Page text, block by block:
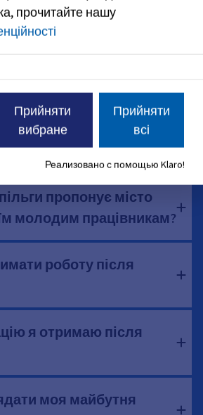
під час
за навчання?
пропонує місто
молодим працівникам?
роботу після
я отримаю після
моя майбутня
прочитайте нашу
Прийняти
вибране
Прийняти
всі
Реализовано с помощью Klaro!